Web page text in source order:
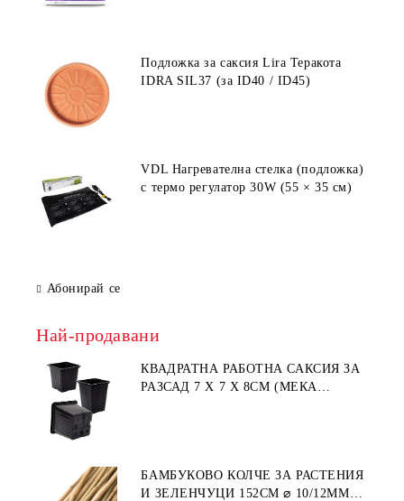
Подложка за саксия Lira Теракота
IDRA SIL37 (за ID40 / ID45)
VDL Нагревателна стелка (подложка)
с термо регулатор 30W (55 × 35 см)
Абонирай се
Най-продавани
КВАДРАТНА РАБОТНА САКСИЯ ЗА
РАЗСАД 7 X 7 X 8СМ (МЕКА
БАМБУКОВО КОЛЧЕ ЗА РАСТЕНИЯ
И ЗЕЛЕНЧУЦИ 152СМ ⌀ 10/12ММ